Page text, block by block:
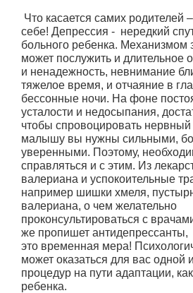
Что касается самих родителей
себе! Депрессия - нередкий
больного ребенка. Механизмом
может послужить и длительное
и ненадежность, невнимание
тяжелое время, и отчаяние в
бессонные ночи. На фоне
усталости и недосыпания,
чтобы спровоцировать
малышу вы нужны сильными,
уверенными. Поэтому,
справляться и с этим. Из
валериана и успокоительные
например шишки хмеля,
валериана, о чем желательно
проконсультироваться с
же пропишет антидепрессанты,
это временная мера!
может оказаться для вас одной
процедур на пути адаптации,
ребенка.